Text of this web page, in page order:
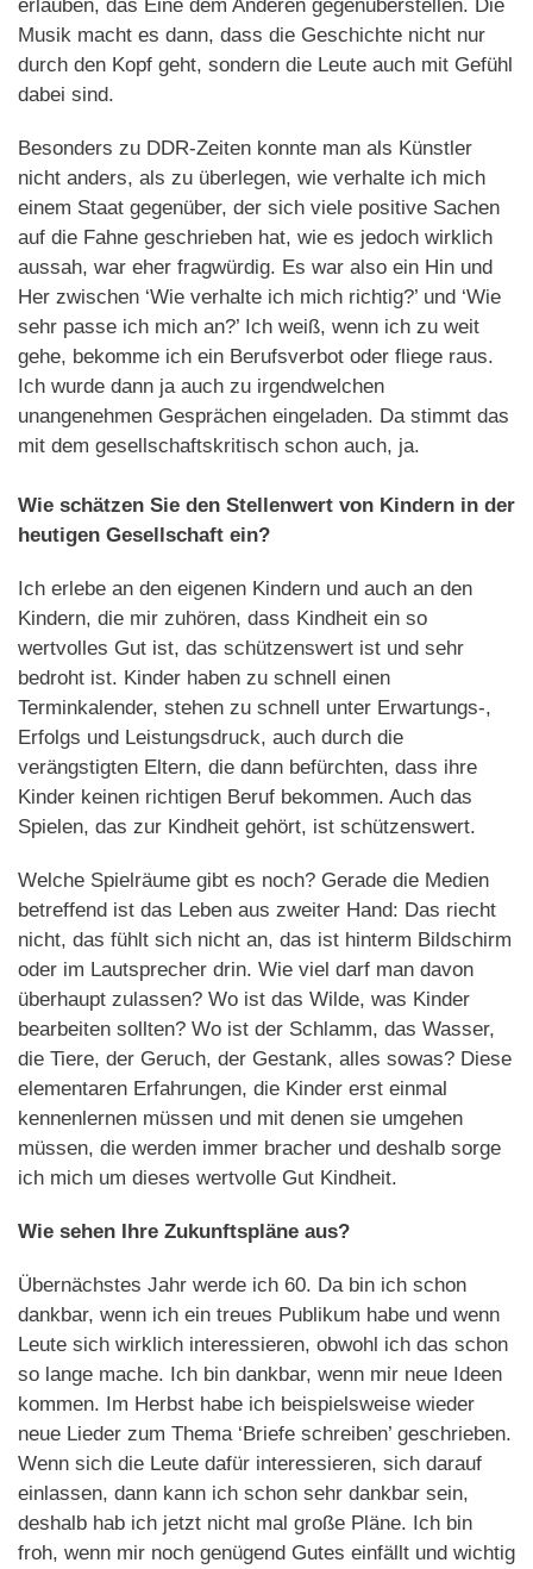
erlauben, das Eine dem Anderen gegenüberstellen. Die
Musik macht es dann, dass die Geschichte nicht nur
durch den Kopf geht, sondern die Leute auch mit Gefühl
dabei sind.
Besonders zu DDR-Zeiten konnte man als Künstler
nicht anders, als zu überlegen, wie verhalte ich mich
einem Staat gegenüber, der sich viele positive Sachen
auf die Fahne geschrieben hat, wie es jedoch wirklich
aussah, war eher fragwürdig. Es war also ein Hin und
Her zwischen ‘Wie verhalte ich mich richtig?’ und ‘Wie
sehr passe ich mich an?’ Ich weiß, wenn ich zu weit
gehe, bekomme ich ein Berufsverbot oder fliege raus.
Ich wurde dann ja auch zu irgendwelchen
unangenehmen Gesprächen eingeladen. Da stimmt das
mit dem gesellschaftskritisch schon auch, ja.
Wie schätzen Sie den Stellenwert von Kindern in der
heutigen Gesellschaft ein?
Ich erlebe an den eigenen Kindern und auch an den
Kindern, die mir zuhören, dass Kindheit ein so
wertvolles Gut ist, das schützenswert ist und sehr
bedroht ist. Kinder haben zu schnell einen
Terminkalender, stehen zu schnell unter Erwartungs-,
Erfolgs und Leistungsdruck, auch durch die
verängstigten Eltern, die dann befürchten, dass ihre
Kinder keinen richtigen Beruf bekommen. Auch das
Spielen, das zur Kindheit gehört, ist schützenswert.
Welche Spielräume gibt es noch? Gerade die Medien
betreffend ist das Leben aus zweiter Hand: Das riecht
nicht, das fühlt sich nicht an, das ist hinterm Bildschirm
oder im Lautsprecher drin. Wie viel darf man davon
überhaupt zulassen? Wo ist das Wilde, was Kinder
bearbeiten sollten? Wo ist der Schlamm, das Wasser,
die Tiere, der Geruch, der Gestank, alles sowas? Diese
elementaren Erfahrungen, die Kinder erst einmal
kennenlernen müssen und mit denen sie umgehen
müssen, die werden immer bracher und deshalb sorge
ich mich um dieses wertvolle Gut Kindheit.
Wie sehen Ihre Zukunftspläne aus?
Übernächstes Jahr werde ich 60. Da bin ich schon
dankbar, wenn ich ein treues Publikum habe und wenn
Leute sich wirklich interessieren, obwohl ich das schon
so lange mache. Ich bin dankbar, wenn mir neue Ideen
kommen. Im Herbst habe ich beispielsweise wieder
neue Lieder zum Thema ‘Briefe schreiben’ geschrieben.
Wenn sich die Leute dafür interessieren, sich darauf
einlassen, dann kann ich schon sehr dankbar sein,
deshalb hab ich jetzt nicht mal große Pläne. Ich bin
froh, wenn mir noch genügend Gutes einfällt und wichtig